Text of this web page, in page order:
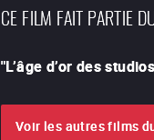
CE FILM FAIT PARTIE
"L’âge d’or des
Voir les autres films